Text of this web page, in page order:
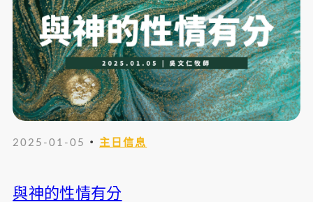
2025-01-05 ・主日信息
與神的性情有分